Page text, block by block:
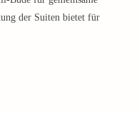
der Suiten bietet für